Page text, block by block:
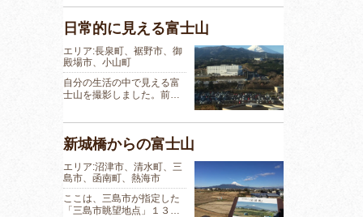
日常的に見える富士山
エリア:長泉町、裾野市、御
殿場市、小山町
自分の生活の中で見える富
士山を撮影しました。前…
新城橋からの富士山
エリア:沼津市、清水町、三
島市、函南町、熱海市
ここは、三島市が指定した
「三島市眺望地点」１３…